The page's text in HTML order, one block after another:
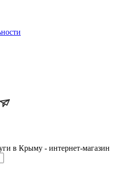
в Крыму - интернет-магазин